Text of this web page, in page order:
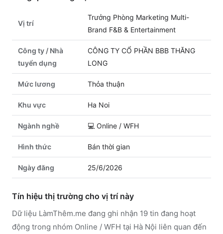
Vị trí
Trưởng Phòng Marketing Multi-
Brand F&B & Entertainment
Công ty / Nhà
tuyển dụng
CÔNG TY CỔ PHẦN BBB THĂNG
LONG
Mức lương Thỏa thuận
Khu vực Ha Noi
Ngành nghề 💻 Online / WFH
Hình thức Bán thời gian
Ngày đăng 25/6/2026
Tín hiệu thị trường cho vị trí này
Dữ liệu LàmThêm.me đang ghi nhận 19 tin đang hoạt
động trong nhóm Online / WFH tại Hà Nội liên quan đến